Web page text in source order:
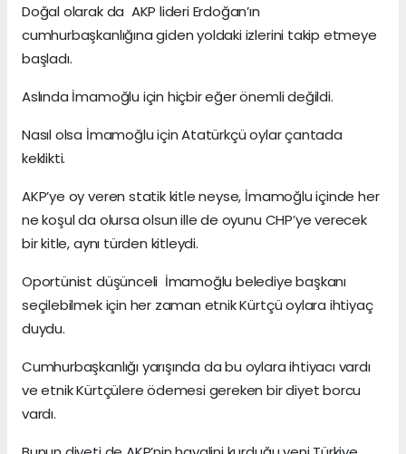
Doğal olarak da AKP lideri Erdoğan’ın
cumhurbaşkanlığına giden yoldaki izlerini takip etmeye
başladı.
Aslında İmamoğlu için hiçbir eğer önemli değildi.
Nasıl olsa İmamoğlu için Atatürkçü oylar çantada
keklikti.
AKP’ye oy veren statik kitle neyse, İmamoğlu içinde her
ne koşul da olursa olsun ille de oyunu CHP’ye verecek
bir kitle, aynı türden kitleydi.
Oportünist düşünceli İmamoğlu belediye başkanı
seçilebilmek için her zaman etnik Kürtçü oylara ihtiyaç
duydu.
Cumhurbaşkanlığı yarışında da bu oylara ihtiyacı vardı
ve etnik Kürtçülere ödemesi gereken bir diyet borcu
vardı.